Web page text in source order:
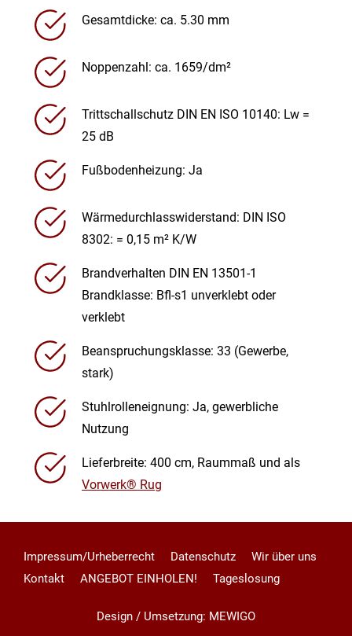
Gesamtdicke: ca. 5.30 mm
Noppenzahl: ca. 1659/dm²
Trittschallschutz DIN EN ISO 10140: Lw =
25 dB
Fußbodenheizung: Ja
Wärmedurchlasswiderstand: DIN ISO
8302: = 0,15 m² K/W
Brandverhalten DIN EN 13501-1
Brandklasse: Bfl-s1 unverklebt oder
verklebt
Beanspruchungsklasse: 33 (Gewerbe,
stark)
Stuhlrolleneignung: Ja, gewerbliche
Nutzung
Lieferbreite: 400 cm, Raummaß und als
Vorwerk® Rug
Impressum/Urheberrecht Datenschutz
Wir über uns
Kontakt
ANGEBOT EINHOLEN! Tageslosung
Design / Umsetzung: MEWIGO